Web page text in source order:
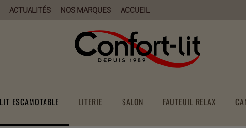
ACTUALITÉS NOS MARQUES ACCUEIL
LIT ESCAMOTABLE LITERIE SALON FAUTEUIL RELAX